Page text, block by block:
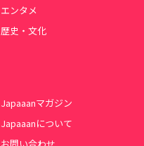
エンタメ
歴史・文化
Japaaanマガジン
Japaaanについて